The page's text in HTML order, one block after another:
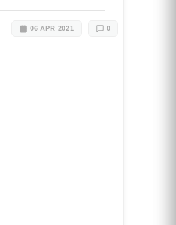
06 APR 2021 0